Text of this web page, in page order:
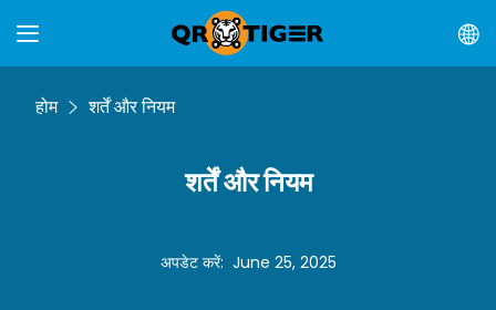
होम शर्तें और नियम
शर्तें और नियम
अपडेट करें: June 25, 2025